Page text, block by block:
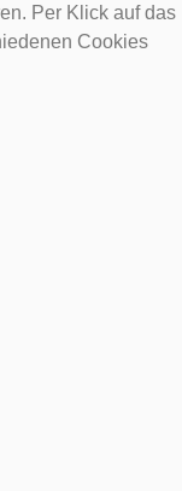
Per Klick auf das
Cookies